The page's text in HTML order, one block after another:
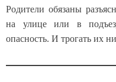
Родители обязаны
на улице или в
опасность. И трогать их